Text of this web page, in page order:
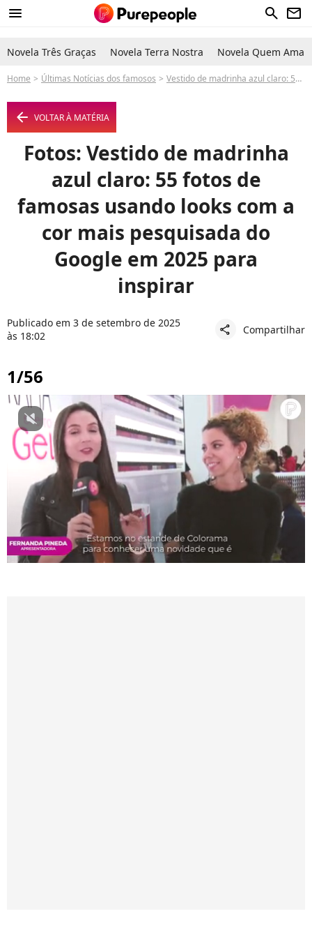
menu search newsletter
Novela Três Graças Novela Terra Nostra Novela Quem Ama
Home Últimas Notícias dos famosos Vestido de madrinha azul claro: 55 fotos de famosas usando looks com a cor mais pesquisada do Google em 2025 para inspirar
arrow_left VOLTAR À MATÉRIA
Fotos: Vestido de madrinha
azul claro: 55 fotos de
famosas usando looks com a
cor mais pesquisada do
Google em 2025 para
inspirar
Publicado em 3 de setembro de 2025
às 18:02
share Compartilhar
1/56